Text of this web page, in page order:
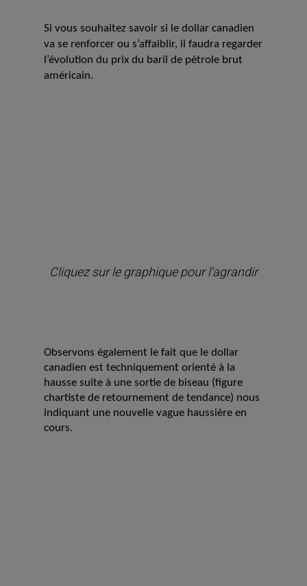
Si vous souhaitez savoir si le dollar canadien
va se renforcer ou s’affaiblir, il faudra regarder
l’évolution du prix du baril de pétrole brut
américain.
Cliquez sur le graphique pour l’agrandir
Observons également le fait que le dollar
canadien est techniquement orienté à la
hausse suite à une sortie de biseau (figure
chartiste de retournement de tendance) nous
indiquant une nouvelle vague haussière en
cours.